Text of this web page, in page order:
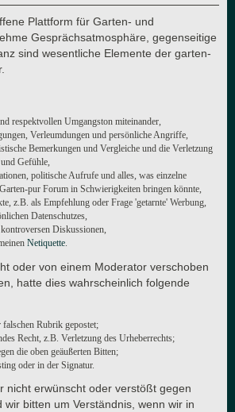
Plattform für Garten- und
Gesprächsatmosphäre, gegenseitige
sind wesentliche Elemente der garten-
respektvollen Umgangston miteinander,
Verleumdungen und persönliche Angriffe,
Bemerkungen und Vergleiche und die Verletzung
Gefühle,
politische Aufrufe und alles, was einzelne
pur Forum in Schwierigkeiten bringen könnte,
z.B. als Empfehlung oder Frage 'getarnte' Werbung,
Datenschutzes,
Diskussionen,
Netiquette.
oder von einem Moderator verschoben
hatte dies wahrscheinlich folgende
Rubrik gepostet;
Recht, z.B. Verletzung des Urheberrechts;
die oben geäußerten Bitten;
oder in der Signatur.
nicht erwünscht oder verstößt gegen
wir bitten um Verständnis, wenn wir in